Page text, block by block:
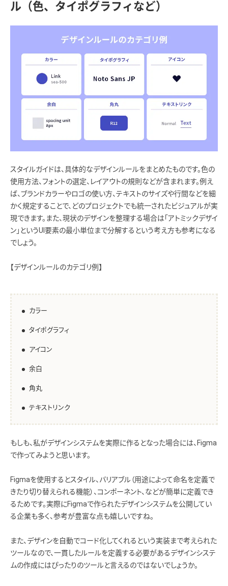
ル（色、タイポグラフィなど）
スタイルガイドは、具体的なデザインルールをまとめたものです。色の
使用方法、フォントの選定、レイアウトの規則などが含まれます。例え
ば、ブランドカラーやロゴの使い方、テキストのサイズや行間などを細
かく規定することで、どのプロジェクトでも統一されたビジュアルが実
現できます。また、現状のデザインを整理する場合は「アトミックデザイ
ン」というUI要素の最小単位まで分解するという考え方も参考になる
でしょう。
【デザインルールのカテゴリ例】
カラー
タイポグラフィ
アイコン
余白
角丸
テキストリンク
もしも、私がデザインシステムを実際に作るとなった場合には、Figma
で作ってみようと思います。
Figmaを使用するとスタイル、バリアブル（用途によって命名を定義で
きたり切り替えられる機能）、コンポーネント、などが簡単に定義でき
るためです。実際にFigmaで作られたデザインシステムを公開してい
る企業も多く、参考が豊富な点も嬉しいですね。
また、デザインを自動でコード化してくれるという実装まで考えられた
ツールなので、一貫したルールを定義する必要があるデザインシステ
ムの作成にはぴったりのツールと言えるのではないでしょうか。